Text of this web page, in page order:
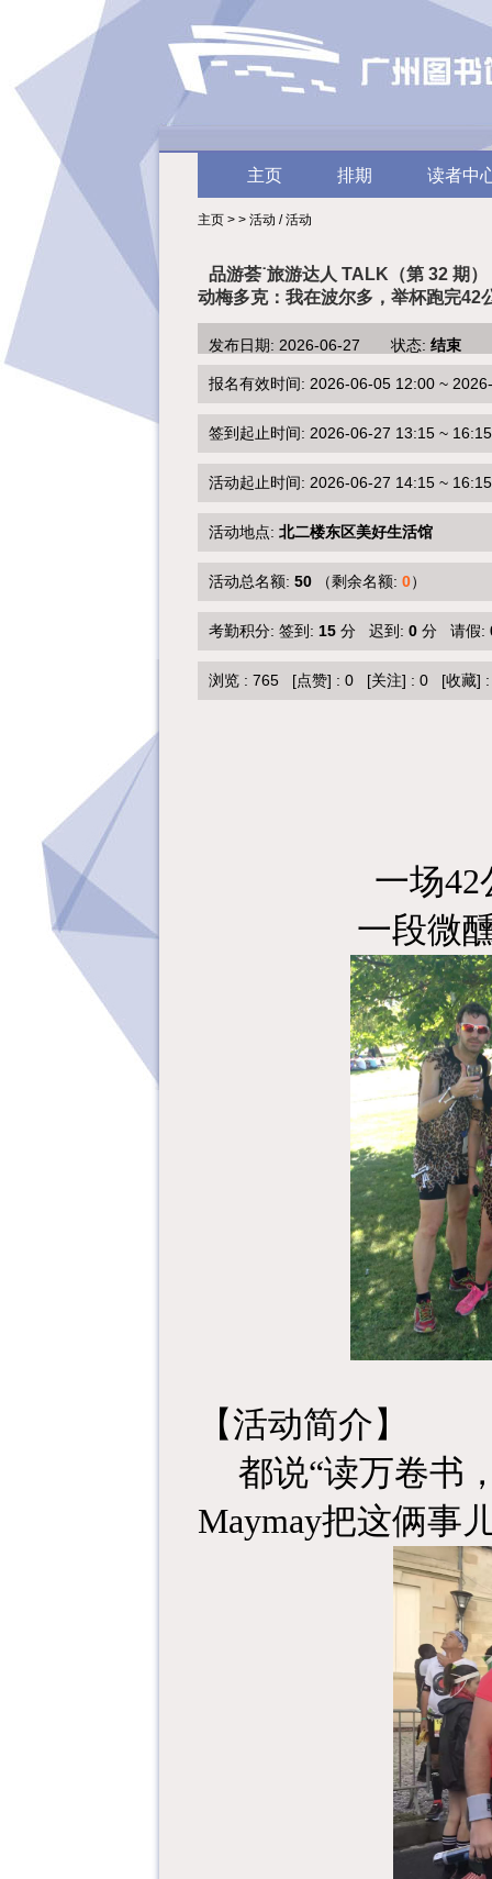
主页 排期 读者中
主页 > > 活动 / 活动
品游荟˙旅游达人 TALK（第 32 期）
动梅多克：我在波尔多，举杯跑完42
发布日期: 2026-06-27 状态: 结束
报名有效时间: 2026-06-05 12:00 ~
签到起止时间: 2026-06-27 13:15 ~ 16:15
活动起止时间: 2026-06-27 14:15 ~ 16:15
活动地点: 北二楼东区美好生活馆
活动总名额: 50 （剩余名额: 0）
考勤积分: 签到: 15 分 迟到: 0 分 请假:
浏览 : 765 [点赞] : 0 [关注] : 0 [收藏]
一场
一段微
【活动简介】
都说“读万卷书
Maymay把这俩事